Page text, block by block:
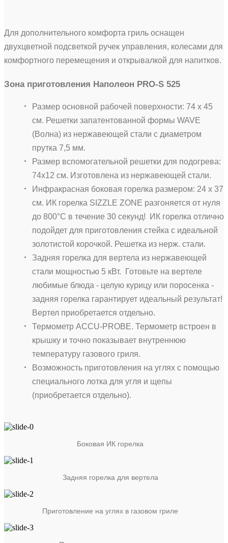
Для дополнительного комфорта гриль оснащен
двухцветной подсветкой ручек управления, колесами для
комфортного перемещения и открывалкой для напитков.
Зона приготовления Наполеон PRO-S 525
Размер основной рабочей поверхности: 74 х 45
см. Решетки запатентованной формы WAVE
(Волна) из нержавеющей стали с диаметром
прутка 7,5 мм.
Размер вспомогательной решетки для подогрева:
74х12 см. Изготовлена из нержавеющей стали.
Инфракрасная боковая горелка размером: 24 х 37
см. ИК горелка SIZZLE ZONE разгоняется от нуля
до 800°С в течение 30 секунд! ИК горелка отлично
подойдет для приготовления стейка с идеальной
золотистой корочкой. Решетка из нерж. стали.
Задняя горелка для вертела из нержавеющей
стали мощностью 5 кВт. Готовьте на вертеле
любимые блюда - целую курицу или поросенка -
задняя горелка гарантирует идеальный результат!
Вертел приобретается отдельно.
Термометр ACCU-PROBE. Термометр встроен в
крышку и точно показывает внутреннюю
температуру газового гриля.
Возможность приготовления на углях с помощью
специального лотка для угля и щепы
(приобретается отдельно).
Боковая ИК горелка
Задняя горелка для вертела
Приготовление на углях в газовом гриле